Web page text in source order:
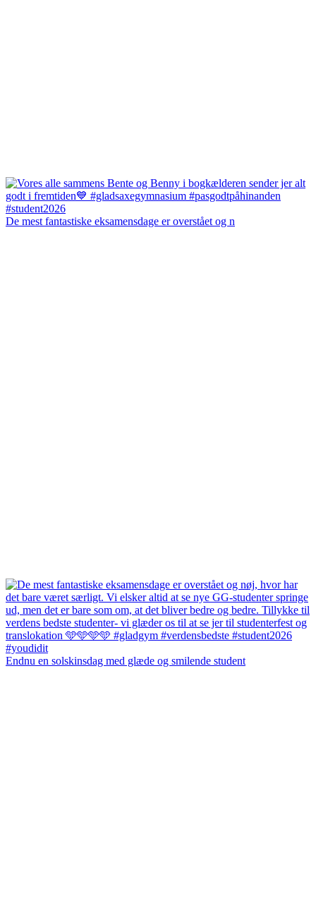
De mest fantastiske eksamensdage er overstået og n
Endnu en solskinsdag med glæde og smilende student